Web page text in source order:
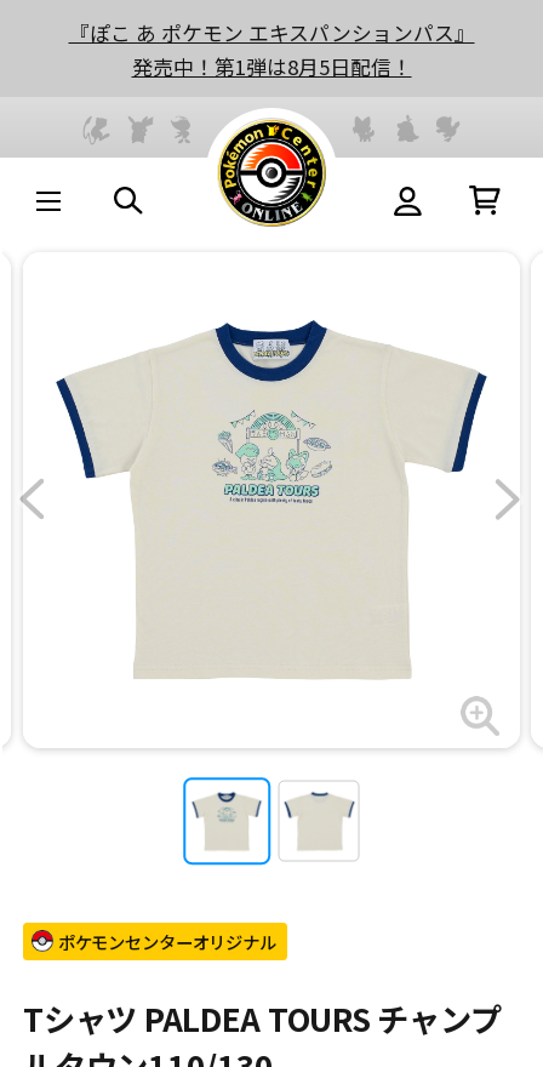
『ぽこ あ ポケモン エキスパンションパス』
発売中！第1弾は8月5日配信！
ポケモンセンターオリジナル
Tシャツ PALDEA TOURS チャンプ